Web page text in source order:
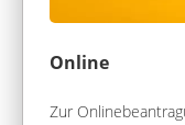
Online
Zur